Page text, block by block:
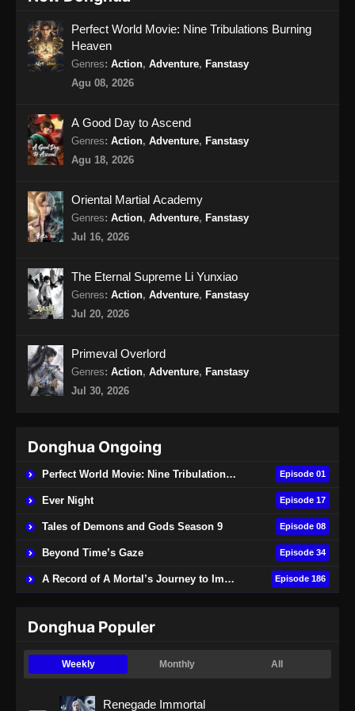
Lord of the Ancient God Grave Episode
Eps 260 - Lord of the Ancient God Grave
Episode 260 Subtitle Indonesia - Agustus 13,
Lord of the Ancient God Grave Episode
261 Subtitle Indonesia
2024
Lord of the Ancient God Grave Episode
Eps 262 - Lord of the Ancient God Grave
Episode 262 Subtitle Indonesia - Agustus 20,
2024
Lord of the Ancient God Grave Episode
263 Subtitle Indonesia
Eps 263 - Lord of the Ancient God Grave
264 Subtitle Indonesia
Eps 264 - Lord of the Ancient God Grave
Episode 264 Subtitle Indonesia - Agustus 27,
Lord of the Ancient God Grave Episode
265 Subtitle Indonesia
Episode 265 Subtitle Indonesia - Agustus 31,
266 Subtitle Indonesia
Perfect World Movie: Nine Tribulations Burning
Heaven
Genres: Action, Adventure, Fanstasy
Agu 08, 2026
A Good Day to Ascend
Genres: Action, Adventure, Fanstasy
Agu 18, 2026
Oriental Martial Academy
Genres: Action, Adventure, Fanstasy
Jul 16, 2026
The Eternal Supreme Li Yunxiao
Genres: Action, Adventure, Fanstasy
Jul 20, 2026
Primeval Overlord
Genres: Action, Adventure, Fanstasy
Jul 30, 2026
Donghua Ongoing
Perfect World Movie: Nine Tribulations Burning Heaven Episode 01
Ever Night Episode 17
Tales of Demons and Gods Season 9 Episode 08
Beyond Time’s Gaze Episode 34
A Record of A Mortal’s Journey to Immortality Episode 186
Donghua Populer
Weekly Monthly All
Renegade Immortal